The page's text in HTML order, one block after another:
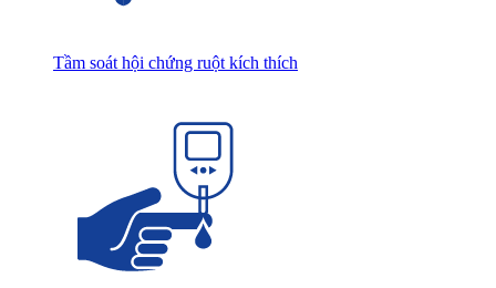
Tầm soát hội chứng ruột kích thích